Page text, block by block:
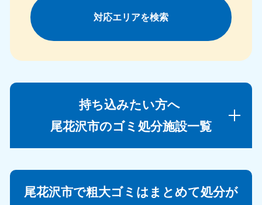
対応エリアを検索
持ち込みたい方へ
尾花沢市のゴミ処分施設一覧
尾花沢市で粗大ゴミはまとめて処分が